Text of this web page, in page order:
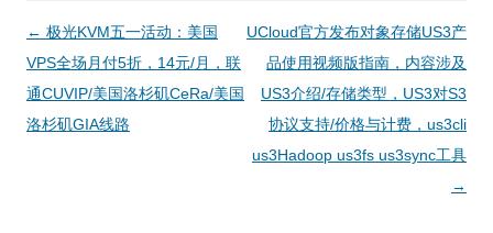
文
章
导
航
← 极光KVM五一活动：美国
VPS全场月付5折，14元/月，联
通CUVIP/美国洛杉矶CeRa/美国
洛杉矶GIA线路
UCloud官方发布对象存储US3产
品使用视频版指南，内容涉及
US3介绍/存储类型，US3对S3
协议支持/价格与计费，us3cli
us3Hadoop us3fs us3sync工具
→